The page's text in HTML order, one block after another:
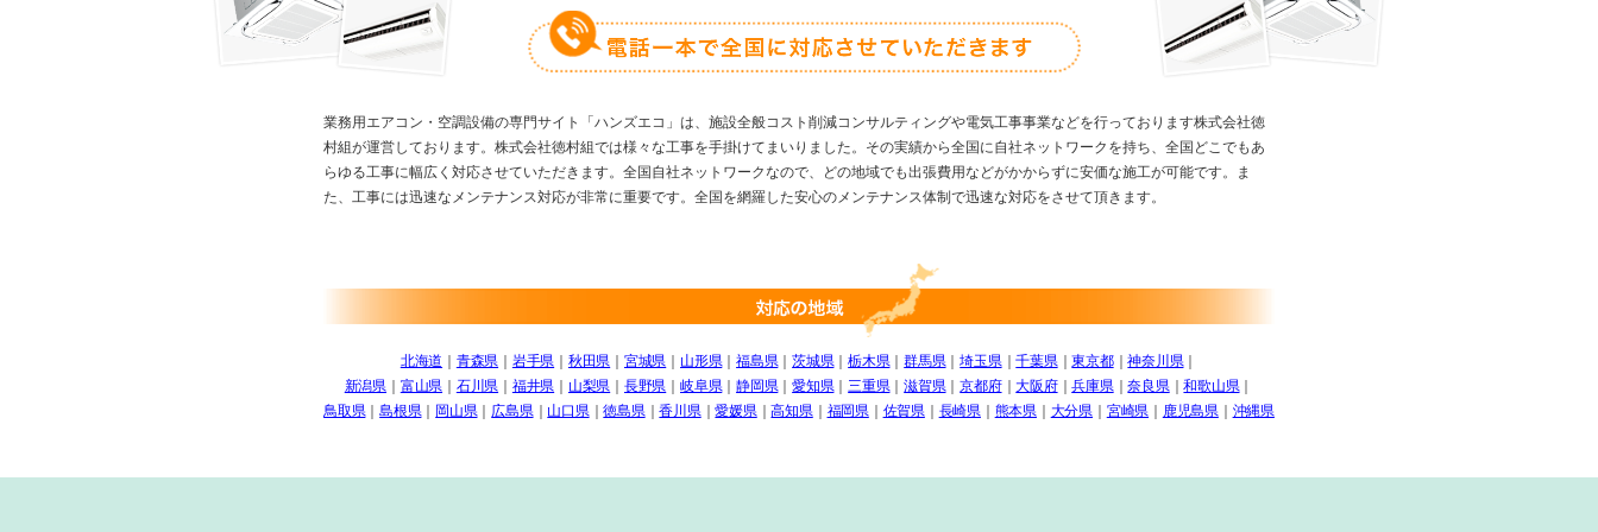
業務用エアコン・空調設備の専門サイト「ハンズエコ」は、施設全般コスト削減コンサルティングや電気工事事業などを行っております株式会社徳
村組が運営しております。株式会社徳村組では様々な工事を手掛けてまいりました。その実績から全国に自社ネットワークを持ち、全国どこでもあ
らゆる工事に幅広く対応させていただきます。全国自社ネットワークなので、どの地域でも出張費用などがかからずに安価な施工が可能です。ま
た、工事には迅速なメンテナンス対応が非常に重要です。全国を網羅した安心のメンテナンス体制で迅速な対応をさせて頂きます。
北海道 ｜ 青森県 ｜ 岩手県 ｜ 秋田県 ｜ 宮城県 ｜ 山形県｜福島県｜茨城県｜栃木県｜群馬県｜埼玉県｜千葉県｜東京都｜神奈川県｜
新潟県 ｜ 富山県 ｜ 石川県 ｜ 福井県 ｜ 山梨県 ｜ 長野県 ｜岐阜県｜静岡県｜愛知県｜三重県｜滋賀県｜京都府｜大阪府｜兵庫県｜奈良県｜和歌山県｜
鳥取県｜島根県｜ 岡山県｜ 広島県｜ 山口県｜徳島県｜香川県｜愛媛県｜高知県｜ 福岡県｜ 佐賀県｜ 長崎県｜ 熊本県｜ 大分県｜ 宮崎県 ｜ 鹿児島県｜ 沖縄県